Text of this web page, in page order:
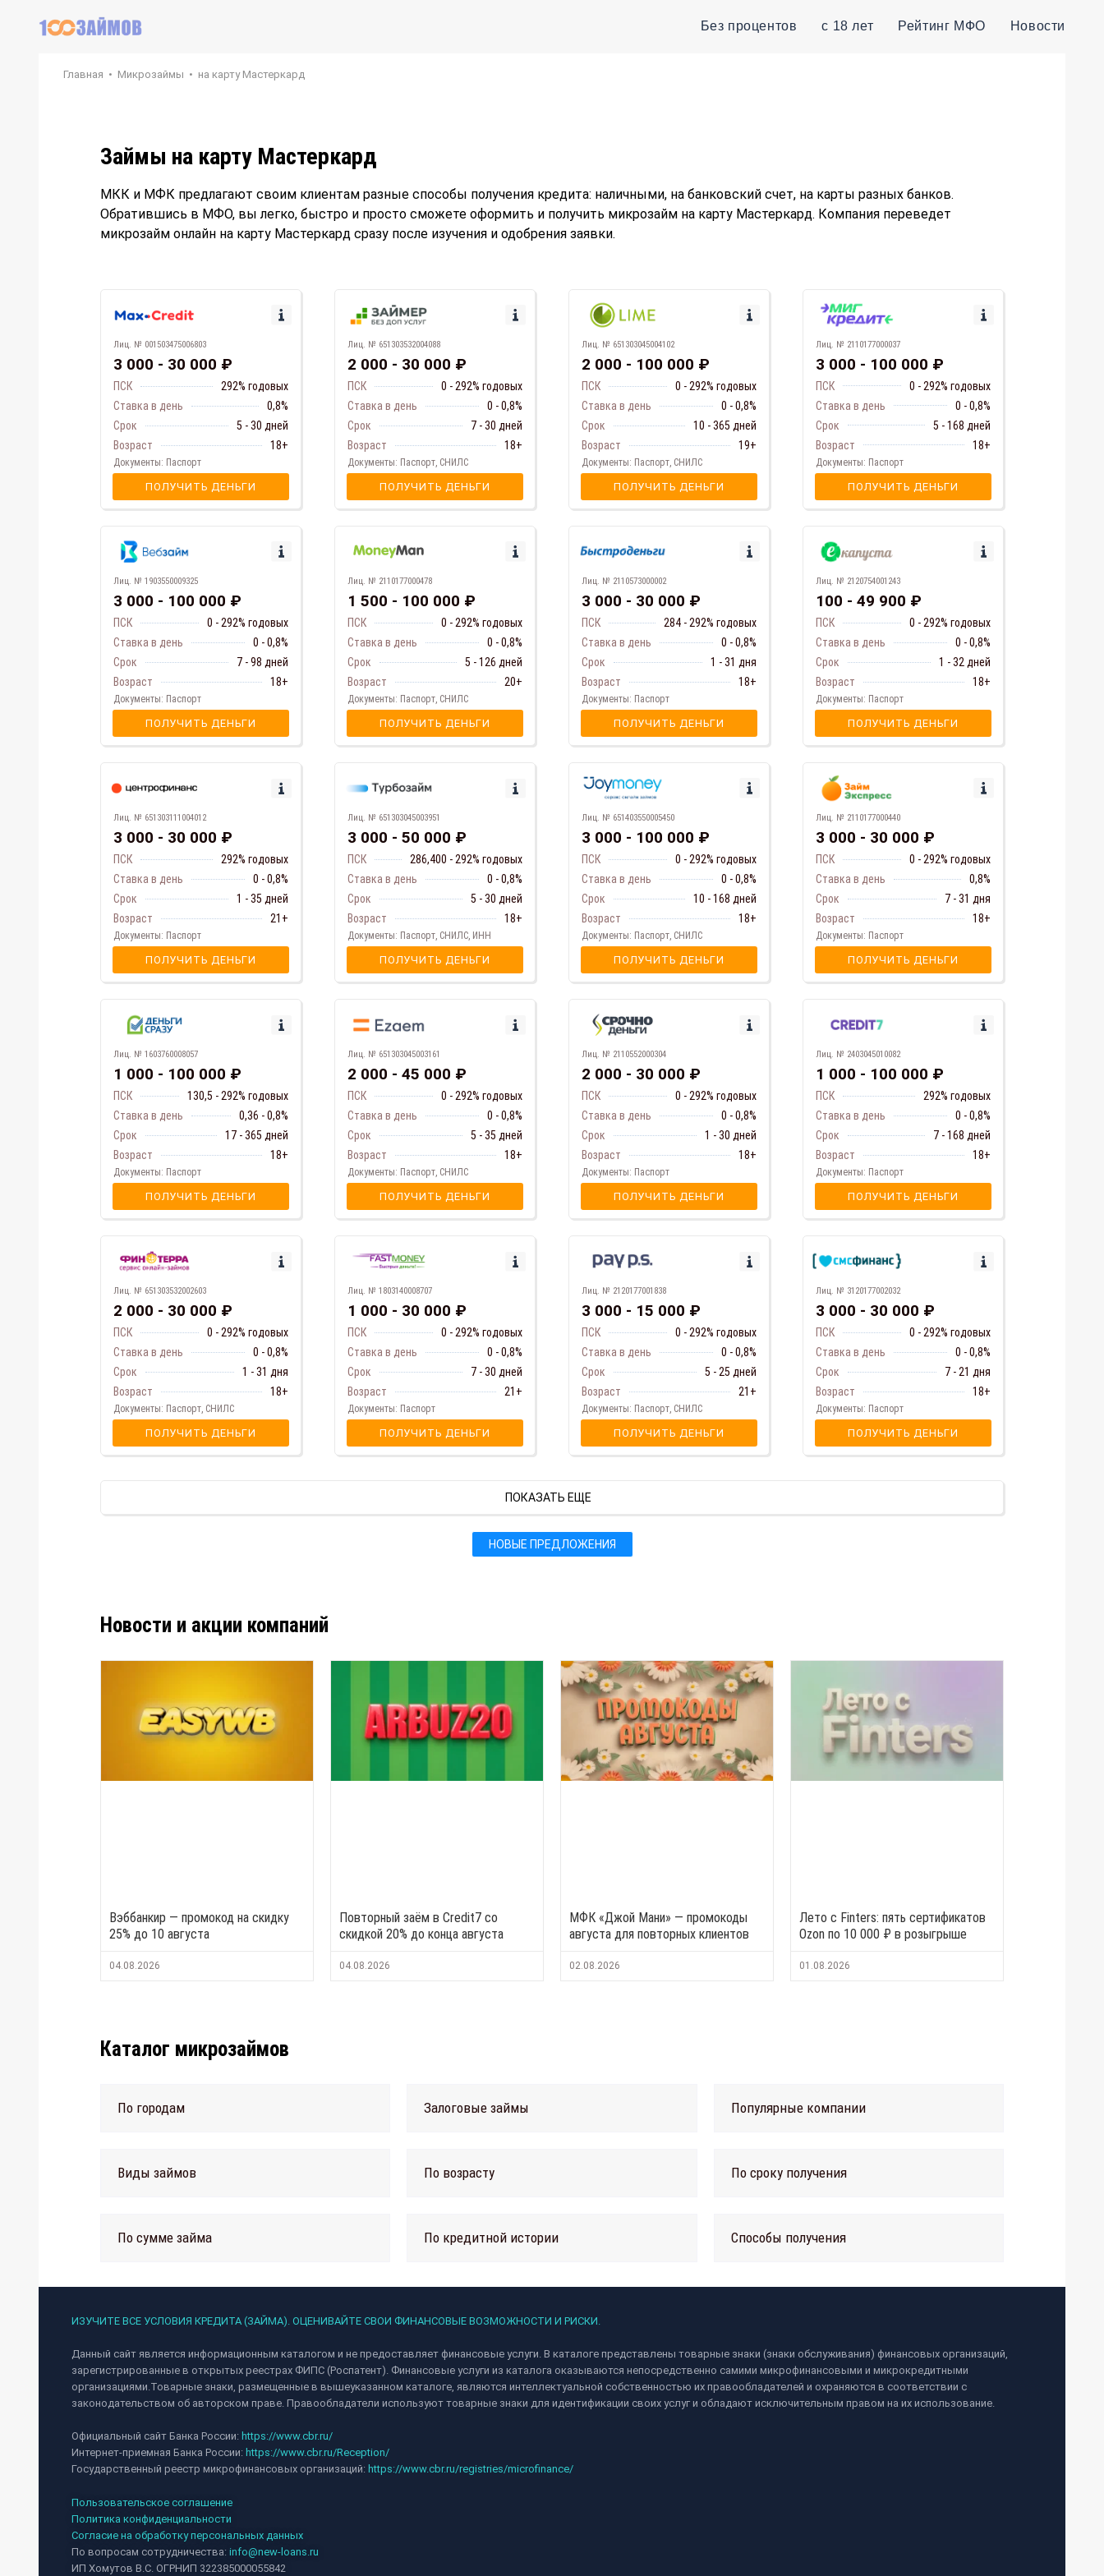
Без процентов с 18 лет Рейтинг МФО Новости
Главная • Микрозаймы • на карту Мастеркард
Займы на карту Мастеркард
МКК и МФК предлагают своим клиентам разные способы получения кредита: наличными, на банковский счет, на карты разных банков.
Обратившись в МФО, вы легко, быстро и просто сможете оформить и получить микрозайм на карту Мастеркард. Компания переведет
микрозайм онлайн на карту Мастеркард сразу после изучения и одобрения заявки.
Лиц. № 001503475006803
3 000 - 30 000 ₽
ПСК
292% годовых
Ставка в день
0,8%
Срок
5 - 30 дней
Возраст
18+
Документы: Паспорт
ПОЛУЧИТЬ ДЕНЬГИ
Лиц. № 651303532004088
2 000 - 30 000 ₽
ПСК
0 - 292% годовых
Ставка в день
0 - 0,8%
Срок
7 - 30 дней
Возраст
18+
Документы: Паспорт, СНИЛС
ПОЛУЧИТЬ ДЕНЬГИ
Лиц. № 651303045004102
2 000 - 100 000 ₽
ПСК
0 - 292% годовых
Ставка в день
0 - 0,8%
Срок
10 - 365 дней
Возраст
19+
Документы: Паспорт, СНИЛС
ПОЛУЧИТЬ ДЕНЬГИ
Лиц. № 2110177000037
3 000 - 100 000 ₽
ПСК
0 - 292% годовых
Ставка в день
0 - 0,8%
Срок
5 - 168 дней
Возраст
18+
Документы: Паспорт
ПОЛУЧИТЬ ДЕНЬГИ
Лиц. № 1903550009325
3 000 - 100 000 ₽
ПСК
0 - 292% годовых
Ставка в день
0 - 0,8%
Срок
7 - 98 дней
Возраст
18+
Документы: Паспорт
ПОЛУЧИТЬ ДЕНЬГИ
Лиц. № 2110177000478
1 500 - 100 000 ₽
ПСК
0 - 292% годовых
Ставка в день
0 - 0,8%
Срок
5 - 126 дней
Возраст
20+
Документы: Паспорт, СНИЛС
ПОЛУЧИТЬ ДЕНЬГИ
Лиц. № 2110573000002
3 000 - 30 000 ₽
ПСК
284 - 292% годовых
Ставка в день
0 - 0,8%
Срок
1 - 31 дня
Возраст
18+
Документы: Паспорт
ПОЛУЧИТЬ ДЕНЬГИ
Лиц. № 2120754001243
100 - 49 900 ₽
ПСК
0 - 292% годовых
Ставка в день
0 - 0,8%
Срок
1 - 32 дней
Возраст
18+
Документы: Паспорт
ПОЛУЧИТЬ ДЕНЬГИ
Лиц. № 651303111004012
3 000 - 30 000 ₽
ПСК
292% годовых
Ставка в день
0 - 0,8%
Срок
1 - 35 дней
Возраст
21+
Документы: Паспорт
ПОЛУЧИТЬ ДЕНЬГИ
Лиц. № 651303045003951
3 000 - 50 000 ₽
ПСК
286,400 - 292% годовых
Ставка в день
0 - 0,8%
Срок
5 - 30 дней
Возраст
18+
Документы: Паспорт, СНИЛС, ИНН
ПОЛУЧИТЬ ДЕНЬГИ
Лиц. № 651403550005450
3 000 - 100 000 ₽
ПСК
0 - 292% годовых
Ставка в день
0 - 0,8%
Срок
10 - 168 дней
Возраст
18+
Документы: Паспорт, СНИЛС
ПОЛУЧИТЬ ДЕНЬГИ
Лиц. № 2110177000440
3 000 - 30 000 ₽
ПСК
0 - 292% годовых
Ставка в день
0,8%
Срок
7 - 31 дня
Возраст
18+
Документы: Паспорт
ПОЛУЧИТЬ ДЕНЬГИ
Лиц. № 1603760008057
1 000 - 100 000 ₽
ПСК
130,5 - 292% годовых
Ставка в день
0,36 - 0,8%
Срок
17 - 365 дней
Возраст
18+
Документы: Паспорт
ПОЛУЧИТЬ ДЕНЬГИ
Лиц. № 651303045003161
2 000 - 45 000 ₽
ПСК
0 - 292% годовых
Ставка в день
0 - 0,8%
Срок
5 - 35 дней
Возраст
18+
Документы: Паспорт, СНИЛС
ПОЛУЧИТЬ ДЕНЬГИ
Лиц. № 2110552000304
2 000 - 30 000 ₽
ПСК
0 - 292% годовых
Ставка в день
0 - 0,8%
Срок
1 - 30 дней
Возраст
18+
Документы: Паспорт
ПОЛУЧИТЬ ДЕНЬГИ
Лиц. № 2403045010082
1 000 - 100 000 ₽
ПСК
292% годовых
Ставка в день
0 - 0,8%
Срок
7 - 168 дней
Возраст
18+
Документы: Паспорт
ПОЛУЧИТЬ ДЕНЬГИ
Лиц. № 651303532002603
2 000 - 30 000 ₽
ПСК
0 - 292% годовых
Ставка в день
0 - 0,8%
Срок
1 - 31 дня
Возраст
18+
Документы: Паспорт, СНИЛС
ПОЛУЧИТЬ ДЕНЬГИ
Лиц. № 1803140008707
1 000 - 30 000 ₽
ПСК
0 - 292% годовых
Ставка в день
0 - 0,8%
Срок
7 - 30 дней
Возраст
21+
Документы: Паспорт
ПОЛУЧИТЬ ДЕНЬГИ
Лиц. № 2120177001838
3 000 - 15 000 ₽
ПСК
0 - 292% годовых
Ставка в день
0 - 0,8%
Срок
5 - 25 дней
Возраст
21+
Документы: Паспорт, СНИЛС
ПОЛУЧИТЬ ДЕНЬГИ
Лиц. № 3120177002032
3 000 - 30 000 ₽
ПСК
0 - 292% годовых
Ставка в день
0 - 0,8%
Срок
7 - 21 дня
Возраст
18+
Документы: Паспорт
ПОЛУЧИТЬ ДЕНЬГИ
ПОКАЗАТЬ ЕЩЕ
НОВЫЕ ПРЕДЛОЖЕНИЯ
Новости и акции компаний
Вэббанкир — промокод на скидку
25% до 10 августа
04.08.2026
Повторный заём в Credit7 со
скидкой 20% до конца августа
04.08.2026
МФК «Джой Мани» — промокоды
августа для повторных клиентов
02.08.2026
Лето с Finters: пять сертификатов
Ozon по 10 000 ₽ в розыгрыше
01.08.2026
Каталог микрозаймов
По городам
Виды займов
По сумме займа
Залоговые займы
По возрасту
По кредитной истории
Популярные компании
По сроку получения
Способы получения
ИЗУЧИТЕ ВСЕ УСЛОВИЯ КРЕДИТА (ЗАЙМА). ОЦЕНИВАЙТЕ СВОИ ФИНАНСОВЫЕ ВОЗМОЖНОСТИ И РИСКИ.
Данный сайт является информационным каталогом и не предоставляет финансовые услуги. В каталоге представлены товарные знаки (знаки обслуживания) финансовых организаций,
зарегистрированные в открытых реестрах ФИПС (Роспатент). Финансовые услуги из каталога оказываются непосредственно самими микрофинансовыми и микрокредитными
организациями.Товарные знаки, размещенные в вышеуказанном каталоге, являются интеллектуальной собственностью их правообладателей и охраняются в соответствии с
законодательством об авторском праве. Правообладатели используют товарные знаки для идентификации своих услуг и обладают исключительным правом на их использование.
Официальный сайт Банка России: https://www.cbr.ru/
Интернет-приемная Банка России: https://www.cbr.ru/Reception/
Государственный реестр микрофинансовых организаций: https://www.cbr.ru/registries/microfinance/
Пользовательское соглашение
Политика конфиденциальности
Согласие на обработку персональных данных
По вопросам сотрудничества: info@new-loans.ru
ИП Хомутов В.С. ОГРНИП 322385000055842